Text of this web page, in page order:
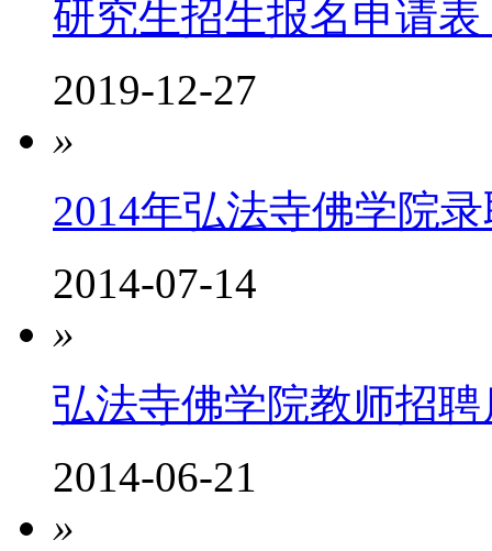
研究生招生报名申请
2019-12-27
»
2014年弘法寺佛学院
2014-07-14
»
弘法寺佛学院教师招聘
2014-06-21
»